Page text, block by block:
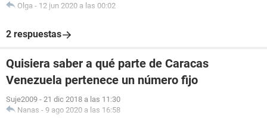
Olga - 12 jun 2020 a las 00:02
2 respuestas
Quisiera saber a qué parte de Caracas
Venezuela pertenece un número fijo
Suje2009 - 21 dic 2018 a las 11:30
Nanas - 9 ago 2020 a las 16:58